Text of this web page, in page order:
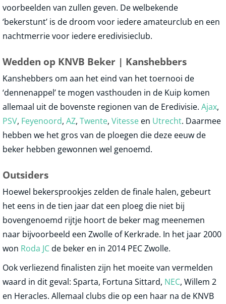
voorbeelden van zullen geven. De welbekende
‘bekerstunt’ is de droom voor iedere amateurclub en een
nachtmerrie voor iedere eredivisieclub.
Wedden op KNVB Beker | Kanshebbers
Kanshebbers om aan het eind van het toernooi de
‘dennenappel’ te mogen vasthouden in de Kuip komen
allemaal uit de bovenste regionen van de Eredivisie. Ajax,
PSV, Feyenoord, AZ, Twente, Vitesse en Utrecht. Daarmee
hebben we het gros van de ploegen die deze eeuw de
beker hebben gewonnen wel genoemd.
Outsiders
Hoewel bekersprookjes zelden de finale halen, gebeurt
het eens in de tien jaar dat een ploeg die niet bij
bovengenoemd rijtje hoort de beker mag meenemen
naar bijvoorbeeld een Zwolle of Kerkrade. In het jaar 2000
won Roda JCde beker en in 2014 PEC Zwolle.
Ook verliezend finalisten zijn het moeite van vermelden
waard in dit geval: Sparta, Fortuna Sittard, NEC, Willem 2
en Heracles. Allemaal clubs die op een haar na de KNVB